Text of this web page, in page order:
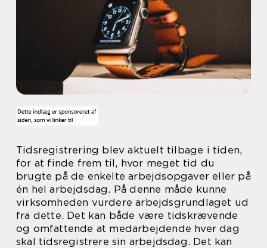
Tidsregistrering blev aktuelt tilbage i tiden,
for at finde frem til, hvor meget tid du
brugte på de enkelte arbejdsopgaver eller på
én hel arbejdsdag. På denne måde kunne
virksomheden vurdere arbejdsgrundlaget ud
fra dette. Det kan både være tidskrævende
og omfattende at medarbejdende hver dag
skal tidsregistrere sin arbejdsdag. Det kan